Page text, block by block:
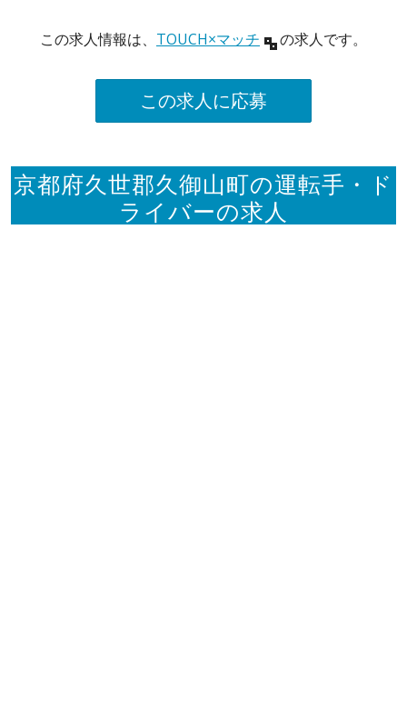
この求人情報は、 TOUCH×マッチ の求人です。
この求人に応募
京都府久世郡久御山町の運転手・ド
ライバーの求人